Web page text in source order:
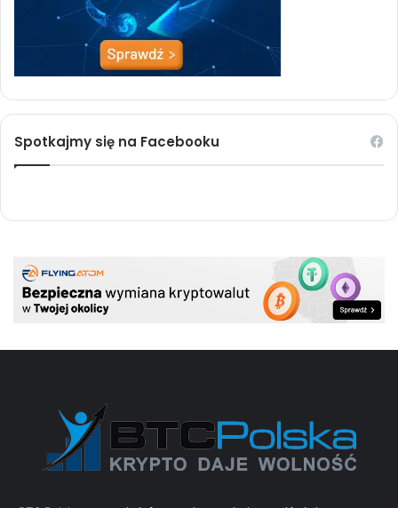
Spotkajmy się na Facebooku